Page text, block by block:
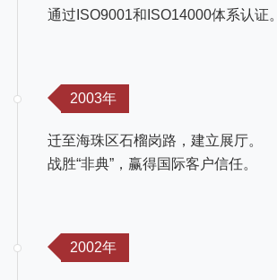
通过ISO9001和ISO14000体系认证。
2003年
迁至海珠区石榴岗路，建立展厅。
战胜“非典”，赢得国际客户信任。
2002年